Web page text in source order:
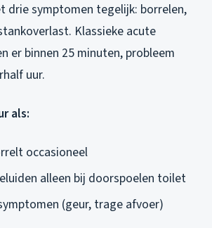
drie symptomen tegelijk: borrelen,
Klassieke acute
er binnen 25 minuten, probleem
uur.
als:
occasioneel
alleen bij doorspoelen toilet
(geur, trage afvoer)